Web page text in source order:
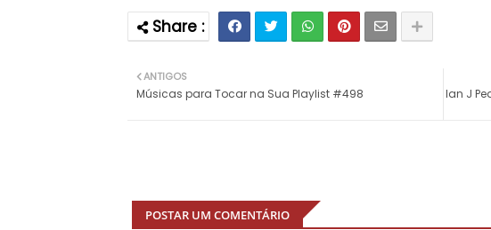
Ian J
ANTIGOS
Músicas para Tocar na Sua Playlist #498
POSTAR UM COMENTÁRIO